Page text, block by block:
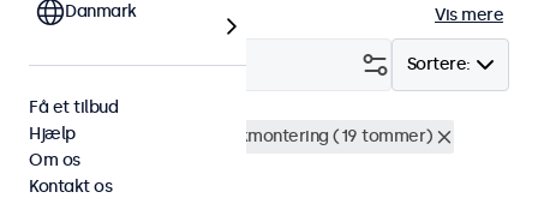
Vis mere
Sortere:
Filter (2)
13 tommer skaerme
Rackmontering (19 tommer)
Fjern alt
Danmark
Få et tilbud
Hjælp
Om os
Kontakt os